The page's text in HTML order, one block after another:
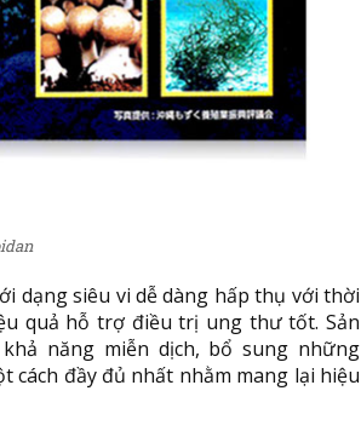
dạng siêu vi dễ dàng hấp thụ với thời
quả hỗ trợ điều trị ung thư tốt. Sản
năng miễn dịch, bổ sung những
cách đầy đủ nhất nhằm mang lại hiệu